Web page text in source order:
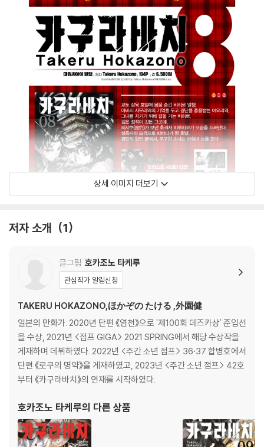
상세 이미지 더보기
저자 소개 1
글그림 호카조노 타케루
관심작가 알림신청
TAKERU HOKAZONO,ほかぞの たける ,外園健
일본의 만화가. 2020년 단편 《염천》으로 '제100회 데즈카상' 준입선
을 수상, 2021년 <점프 GIGA> 2021 SPRING에서 해당 수상작을
게재하며 데뷔하였다. 2022년 <주간 소년 점프> 36·37 합병호에서
단편 《로쿠의 명약》을 게재하였고, 2023년 <주간 소년 점프> 42호
부터 《카구라바치》의 연재를 시작하였다.
호카조노 타케루의 다른 상품